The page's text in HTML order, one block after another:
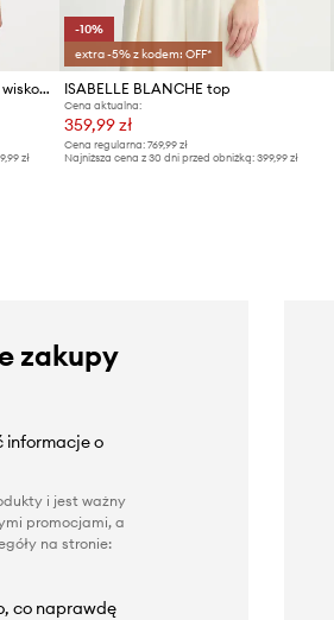
Isabelle Blanche top damski z wiskozy
zł
-10%
extra -5% z kodem: OFF*
ISABELLE BLANCHE top
Cena aktualna:
359,99 zł
Cena regularna: 769,99 zł
Najniższa cena z 30 dni przed obniżką: 399,99 zł
zakupy
informacje o
i jest ważny
promocjami, a
na stronie:
co naprawdę